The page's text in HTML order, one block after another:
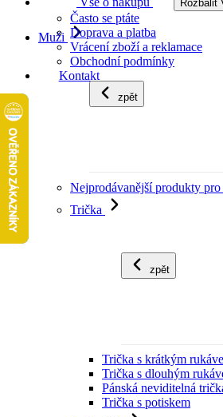
Rozbalit
Často se ptáte
Doprava a platba
Vrácení zboží a reklamace
Obchodní podmínky
Kontakt
Muži
zpět
Nejprodávanější produkty pro
Trička
zpět
Trička s krátkým
Trička s dlouhým
Pánská neviditelná
Trička s potiskem